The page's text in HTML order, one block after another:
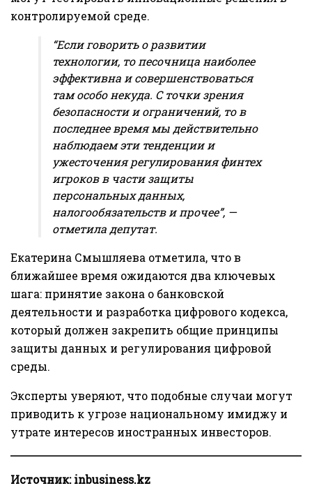
контролируемой среде.
“Если говорить о развитии
технологии, то песочница наиболее
эффективна и совершенствоваться
там особо некуда. С точки зрения
безопасности и ограничений, то в
последнее время мы действительно
наблюдаем эти тенденции и
ужесточения регулирования финтех
игроков в части защиты
персональных данных,
налогообязательств и прочее”, —
отметила депутат.
Екатерина Смышляева отметила, что в
ближайшее время ожидаются два ключевых
шага: принятие закона о банковской
деятельности и разработка цифрового кодекса,
который должен закрепить общие принципы
защиты данных и регулирования цифровой
среды.
Эксперты уверяют, что подобные случаи могут
приводить к угрозе национальному имиджу и
утрате интересов иностранных инвесторов.
Источник:inbusiness.kz